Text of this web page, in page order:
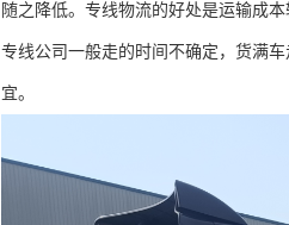
随之降低。专线物流的好处是运输成
专线公司一般走的时间不确定，货满
宜。